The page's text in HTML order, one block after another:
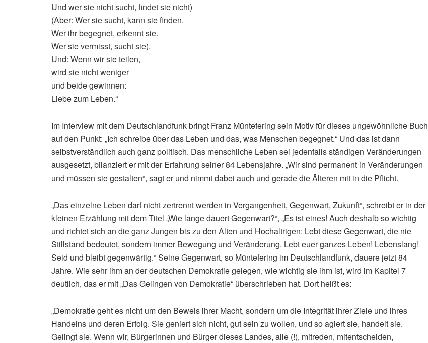
Und wer sie nicht sucht, findet sie nicht)
(Aber: Wer sie sucht, kann sie finden.
Wer ihr begegnet, erkennt sie.
Wer sie vermisst, sucht sie).
Und: Wenn wir sie teilen,
wird sie nicht weniger
und beide gewinnen:
Liebe zum Leben.“
Im Interview mit dem Deutschlandfunk bringt Franz Müntefering sein Motiv für dieses ungewöhnliche Buch
auf den Punkt: „Ich schreibe über das Leben und das, was Menschen begegnet.“ Und das ist dann
selbstverständlich auch ganz politisch. Das menschliche Leben sei jedenfalls ständigen Veränderungen
ausgesetzt, bilanziert er mit der Erfahrung seiner 84 Lebensjahre. „Wir sind permanent in Veränderungen
und müssen sie gestalten“, sagt er und nimmt dabei auch und gerade die Älteren mit in die Pflicht.
„Das einzelne Leben darf nicht zertrennt werden in Vergangenheit, Gegenwart, Zukunft“, schreibt er in der
kleinen Erzählung mit dem Titel „Wie lange dauert Gegenwart?“, „Es ist eines! Auch deshalb so wichtig
und richtet sich an die ganz Jungen bis zu den Alten und Hochaltrigen: Lebt diese Gegenwart, die nie
Stillstand bedeutet, sondern immer Bewegung und Veränderung. Lebt euer ganzes Leben! Lebenslang!
Seid und bleibt gegenwärtig.“ Seine Gegenwart, so Müntefering im Deutschlandfunk, dauere jetzt 84
Jahre. Wie sehr ihm an der deutschen Demokratie gelegen, wie wichtig sie ihm ist, wird im Kapitel 7
deutlich, das er mit „Das Gelingen von Demokratie“ überschrieben hat. Dort heißt es:
„Demokratie geht es nicht um den Beweis ihrer Macht, sondern um die Integrität ihrer Ziele und ihres
Handelns und deren Erfolg. Sie geniert sich nicht, gut sein zu wollen, und so agiert sie, handelt sie.
Gelingt sie. Wenn wir, Bürgerinnen und Bürger dieses Landes, alle (!), mitreden, mitentscheiden,